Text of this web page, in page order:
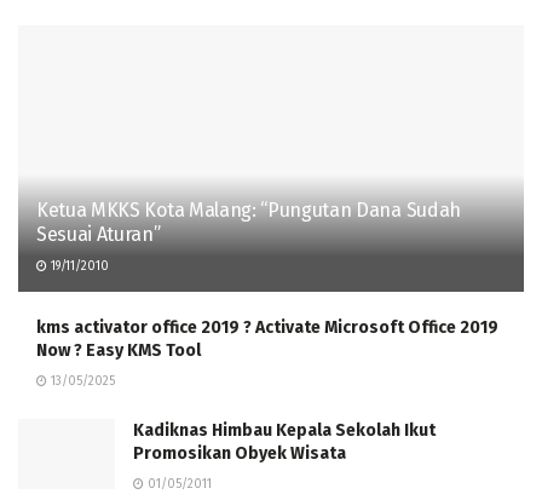
Ketua MKKS Kota Malang: “Pungutan Dana Sudah
Sesuai Aturan”
19/11/2010
kms activator office 2019 ? Activate Microsoft Office 2019
Now ? Easy KMS Tool
13/05/2025
Kadiknas Himbau Kepala Sekolah Ikut
Promosikan Obyek Wisata
01/05/2011